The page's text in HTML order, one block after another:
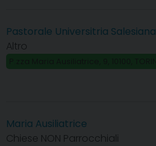
Pastorale Universitria Salesiana
Altro
Maria Ausiliatrice
Chiese NON Parrocchiali